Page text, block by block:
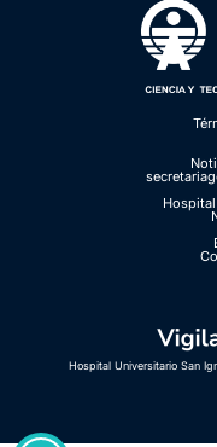
Hospital Universitario San